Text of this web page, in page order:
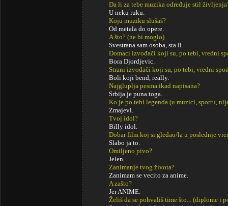
Da li za tebe muzika određuje stil
U neku ruku.
Koju muziku slušaš?
Od metala do opere.
A što? (ne bi moglo)
Svestrana sam osoba, sta li.
Domaci izvođači koji su, po tebi, vredni
Bora Djordjevic.
Strani izvođači koji su, po tebi, vredni
Boli koji bend, really.
Najgluplja pesma ikad napisana?
Srbija je puna toga.
Ko je po tebi legenda (u muzici, sportu,
Zmajevi.
Tvoj idol?
Billy idol.
Dobar film koj si gledao/la u poslednje
Slabo ja to.
Omiljeno pivo?
Jelen.
Zanimanje tvog života?
Zanimam se vecito za anime.
A zašto?
Jer ANIME.
Želiš da se pohvališ time što... (diplome i